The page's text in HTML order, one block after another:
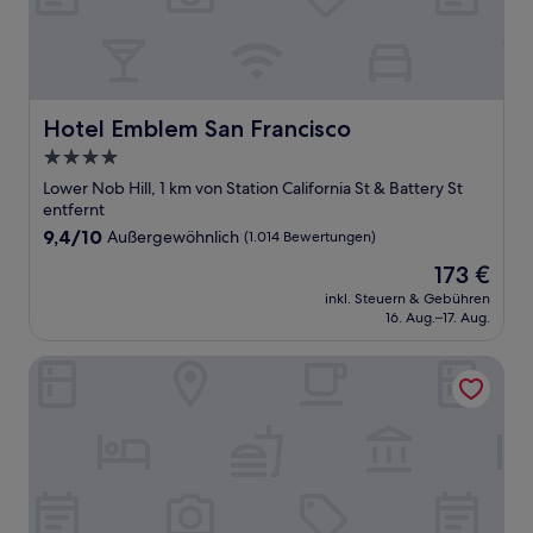
Hotel Emblem San Francisco
Hotel Emblem San Francisco
4.0-
Sterne-
Unterkunft
Lower Nob Hill, 1 km von Station California St & Battery St
entfernt
9.4
9,4/10 Außergewöhnlich (1.014 Bewertungen)
Der
Preis
beträgt
173 €
inkl. Steuern & Gebühren
16. Aug.–17. Aug.